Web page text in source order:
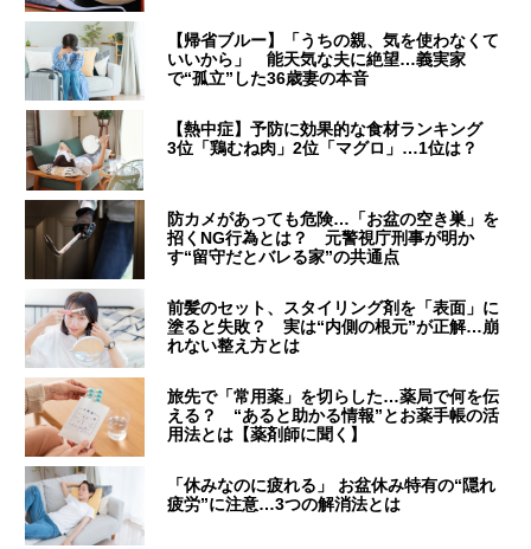
【帰省ブルー】「うちの親、気を使わなくて
いいから」 能天気な夫に絶望…義実家
で“孤立”した36歳妻の本音
【熱中症】予防に効果的な食材ランキング
3位「鶏むね肉」2位「マグロ」…1位は？
防カメがあっても危険…「お盆の空き巣」を
招くNG行為とは？ 元警視庁刑事が明か
す“留守だとバレる家”の共通点
前髪のセット、スタイリング剤を「表面」に
塗ると失敗？ 実は“内側の根元”が正解…崩
れない整え方とは
旅先で「常用薬」を切らした…薬局で何を伝
える？ “あると助かる情報”とお薬手帳の活
用法とは【薬剤師に聞く】
「休みなのに疲れる」 お盆休み特有の“隠れ
疲労”に注意…3つの解消法とは